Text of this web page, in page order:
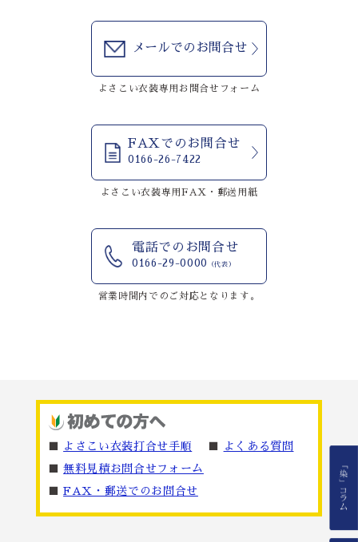
メールでのお問合せ
よさこい衣装専用お問合せフォーム
FAXでのお問合せ
0166-26-7422
よさこい衣装専用FAX・郵送用紙
電話でのお問合せ
0166-29-0000 （代表）
営業時間内でのご対応となります。
よさこい衣装打合せ手順
よくある質問
■無料見積お問合せフォーム
■FAX・郵送でのお問合せ